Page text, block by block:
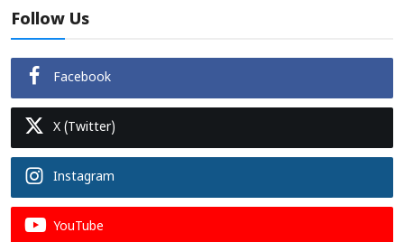
Follow Us
Facebook
X (Twitter)
Instagram
YouTube